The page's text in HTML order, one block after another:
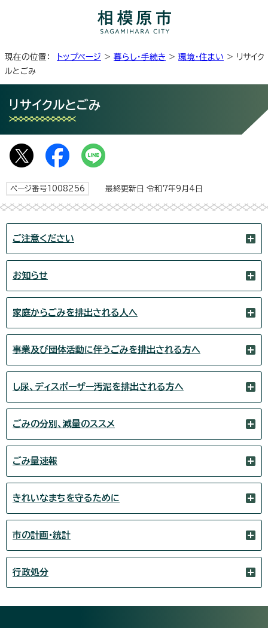
現在の位置： トップページ > 暮らし・手続き > 環境・住まい > リサイク
ルとごみ
リサイクルとごみ
ページ番号1008256 最終更新日 令和7年9月4日
ご注意ください
お知らせ
家庭からごみを排出される人へ
事業及び団体活動に伴うごみを排出される方へ
し尿、ディスポーザー汚泥を排出される方へ
ごみの分別、減量のススメ
ごみ量速報
きれいなまちを守るために
市の計画・統計
行政処分